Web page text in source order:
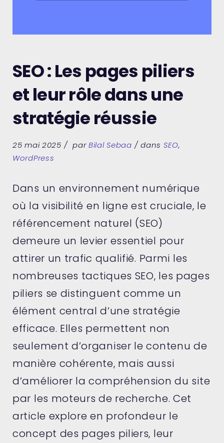
SEO : Les pages piliers
et leur rôle dans une
stratégie réussie
25 mai 2025 parBilal Sebaa dans SEO,
WordPress
Dans un environnement numérique
où la visibilité en ligne est cruciale, le
référencement naturel (SEO)
demeure un levier essentiel pour
attirer un trafic qualifié. Parmi les
nombreuses tactiques SEO, les pages
piliers se distinguent comme un
élément central d’une stratégie
efficace. Elles permettent non
seulement d’organiser le contenu de
manière cohérente, mais aussi
d’améliorer la compréhension du site
par les moteurs de recherche. Cet
article explore en profondeur le
concept des pages piliers, leur